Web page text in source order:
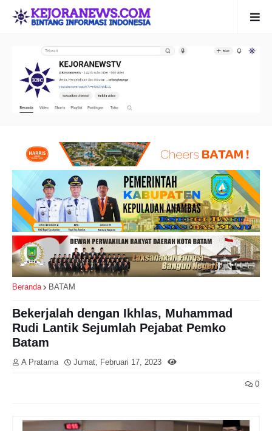
Beranda BATAM
Bekerjalah dengan Ikhlas, Muhammad
Rudi Lantik Sejumlah Pejabat Pemko
Batam
A Pratama Jumat, Februari 17, 2023
0